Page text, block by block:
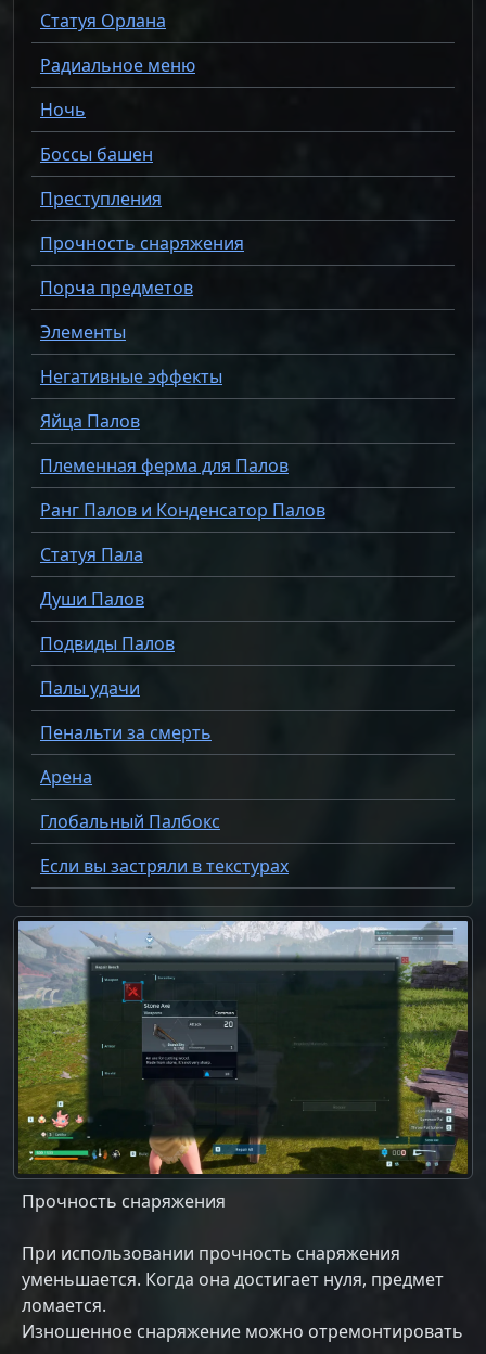
Статуя Орлана
Радиальное меню
Ночь
Боссы башен
Преступления
Прочность снаряжения
Порча предметов
Элементы
Негативные эффекты
Яйца Палов
Племенная ферма для Палов
Ранг Палов и Конденсатор Палов
Статуя Пала
Души Палов
Подвиды Палов
Палы удачи
Пенальти за смерть
Арена
Глобальный Палбокс
Если вы застряли в текстурах
Прочность снаряжения
При использовании прочность снаряжения
уменьшается. Когда она достигает нуля, предмет
ломается.
Изношенное снаряжение можно отремонтировать